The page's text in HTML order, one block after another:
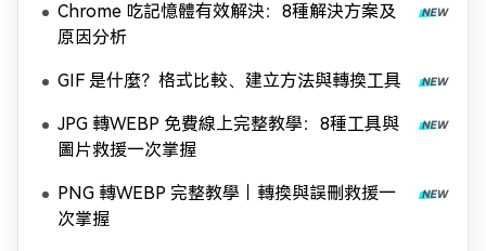
Chrome 吃記憶體有效解決：8種解決方案及
原因分析
GIF 是什麼？格式比較、建立方法與轉換工具
JPG 轉WEBP 免費線上完整教學：8種工具與
圖片救援一次掌握
PNG 轉WEBP 完整教學｜轉換與誤刪救援一
次掌握